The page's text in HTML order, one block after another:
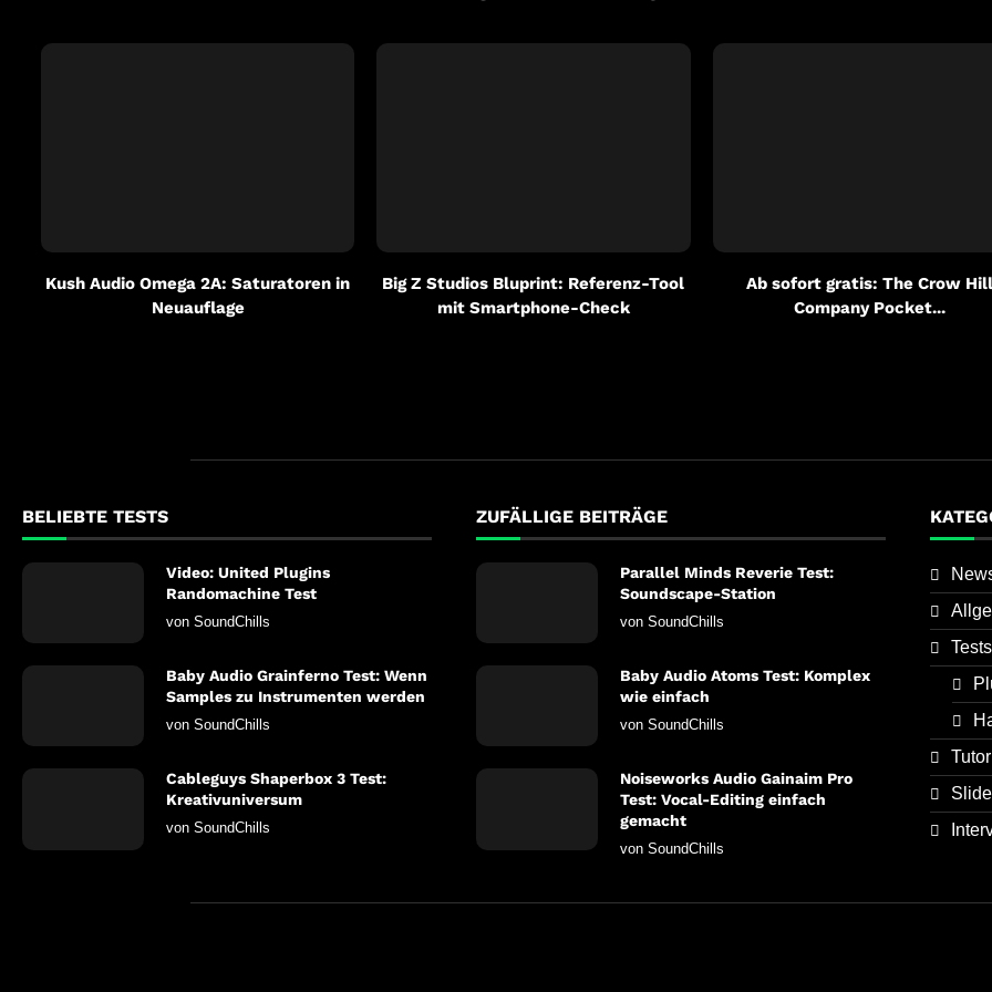
Kush Audio Omega 2A: Saturatoren in
Neuauflage
Big Z Studios Bluprint: Referenz-Tool
mit Smartphone-Check
Ab sofort gratis: The Crow Hill
Company Pocket...
BELIEBTE TESTS
Video: United Plugins
Randomachine Test
von SoundChills
Baby Audio Grainferno Test: Wenn
Samples zu Instrumenten werden
von SoundChills
Cableguys Shaperbox 3 Test:
Kreativuniversum
von SoundChills
ZUFÄLLIGE BEITRÄGE
Parallel Minds Reverie Test:
Soundscape-Station
von SoundChills
Baby Audio Atoms Test: Komplex
wie einfach
von SoundChills
Noiseworks Audio Gainaim Pro
Test: Vocal-Editing einfach
gemacht
von SoundChills
Tests